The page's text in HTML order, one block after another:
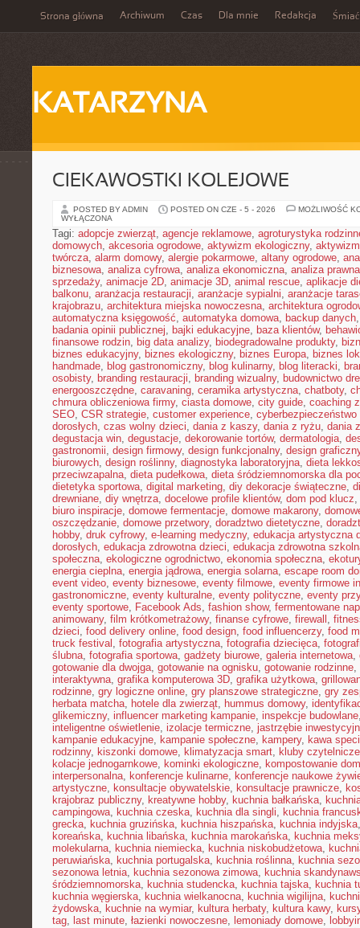
Strona główna Archiwum Czas Dla mnie Redakcja Śmiać
KATARZYNA
CIEKAWOSTKI KOLEJOWE
POSTED BY ADMIN POSTED ON CZE - 5 - 2026
MOŻLIWOŚĆ
WYŁĄCZONA
Tagi: adopcje zwierząt, agencje reklamowe, agroturystyka
domowych, akcesoria ogrodowe, aktywizm ekologiczny,
twórcza, alarm domowy, alergie pokarmowe, altany ogrodowe,
biznesowa, analiza cyfrowa, analiza ekonomiczna, analiza
sprzedaży, animacje 2D, animacje 3D, animal rescue, aplikacje
balkonu, aranżacja restauracji, aranżacje sypialni, aranżacje
krajobrazu, architektura miejska nowoczesna, architektura
automatyczna księgowość, automatyka domowa, backup danych
badania opinii publicznej, bajki edukacyjne, baza klientów,
finansowe rodzin, big data analizy, biodegradowalne produkty,
biznes edukacyjny, biznes ekologiczny, biznes Europa, biznes
handmade, blog gastronomiczny, blog kulinarny, blog literacki,
osobisty, branding restauracji, branding wizualny, budownictwo
energooszczędne, caravaning, ceramika artystyczna, chatboty,
chmura obliczeniowa firmy, ciasta domowe, city guide, coaching
SEO, CSR strategie, customer experience, cyberbezpieczeństwo
dorosłych, czas wolny dzieci, dania z kaszy, dania z ryżu, dania
degustacja win, degustacje, dekorowanie tortów, dermatologia,
gastronomii, design firmowy, design funkcjonalny, design
biurowych, design roślinny, diagnostyka laboratoryjna, dieta
przeciwzapalna, dieta pudełkowa, dieta śródziemnomorska dla
dietetyka sportowa, digital marketing, diy dekoracje świąteczne,
drewniane, diy wnętrza, docelowe profile klientów, dom pod klucz,
biuro inspiracje, domowe fermentacje, domowe makarony,
oszczędzanie, domowe przetwory, doradztwo dietetyczne,
hobby, druk cyfrowy, e-learning medyczny, edukacja artystyczna
dorosłych, edukacja zdrowotna dzieci, edukacja zdrowotna
społeczna, ekologiczne ogrodnictwo, ekonomia społeczna,
energia cieplna, energia jądrowa, energia solarna, escape room
event video, eventy biznesowe, eventy filmowe, eventy firmowe
gastronomiczne, eventy kulturalne, eventy polityczne, eventy
eventy sportowe, Facebook Ads, fashion show, fermentowane
animowany, film krótkometrażowy, finanse cyfrowe, firewall ,
dzieci, food delivery online, food design, food influencerzy, food
truck festival , fotografia artystyczna, fotografia dziecięca,
ślubna, fotografia sportowa, gadżety biurowe, galeria internetowa,
gotowanie dla dwojga, gotowanie na ognisku, gotowanie rodzinne,
interaktywna, grafika komputerowa 3D, grafika użytkowa,
rodzinne, gry logiczne online, gry planszowe strategiczne, gry
herbata matcha, hotele dla zwierząt, hummus domowy,
glikemiczny, influencer marketing kampanie, inspekcje budowlane
inteligentne oświetlenie, izolacje termiczne, jastrzębie
kampanie edukacyjne, kampanie społeczne, kampery, kawa
rodzinny, kiszonki domowe, klimatyzacja smart, kluby czytelnicze
kolacje jednogarnkowe, kominki ekologiczne, kompostowanie
interpersonalna, konferencje kulinarne, konferencje naukowe
artystyczne, konsultacje obywatelskie, konsultacje prawnicze,
krajobraz publiczny, kreatywne hobby, kuchnia bałkańska,
campingowa, kuchnia czeska, kuchnia dla singli, kuchnia
grecka, kuchnia gruzińska, kuchnia hiszpańska, kuchnia indyjska
koreańska, kuchnia libańska, kuchnia marokańska, kuchnia
molekularna, kuchnia niemiecka, kuchnia niskobudżetowa,
peruwiańska, kuchnia portugalska, kuchnia roślinna, kuchnia
sezonowa letnia, kuchnia sezonowa zimowa, kuchnia
śródziemnomorska, kuchnia studencka, kuchnia tajska, kuchnia
kuchnia węgierska, kuchnia wielkanocna, kuchnia wigilijna,
żydowska, kuchnie na wymiar, kultura herbaty, kultura kawy,
tag, last minute, łazienki nowoczesne, lemoniady domowe,